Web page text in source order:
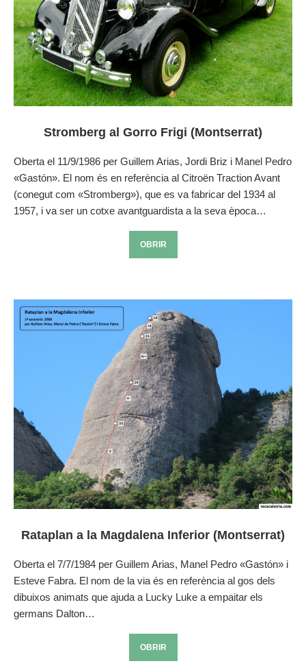
Stromberg al Gorro Frigi (Montserrat)
Oberta el 11/9/1986 per Guillem Arias, Jordi Briz i Manel Pedro
«Gastón». El nom és en referència al Citroën Traction Avant
(conegut com «Stromberg»), que es va fabricar del 1934 al
1957, i va ser un cotxe avantguardista a la seva època…
OBRIR
Rataplan a la Magdalena Inferior (Montserrat)
Oberta el 7/7/1984 per Guillem Arias, Manel Pedro «Gastón» i
Esteve Fabra. El nom de la via és en referència al gos dels
dibuixos animats que ajuda a Lucky Luke a empaitar els
germans Dalton…
OBRIR